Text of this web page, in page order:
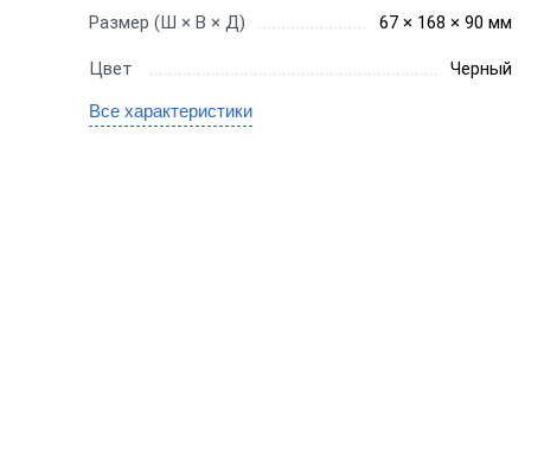
Размер (Ш × В × Д) 67 × 168 × 90 мм
Цвет Черный
Все характеристики